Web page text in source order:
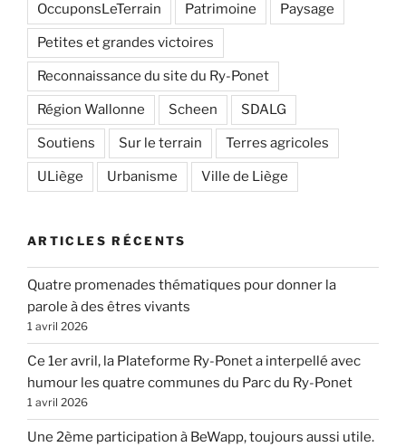
OccuponsLeTerrain Patrimoine Paysage
Petites et grandes victoires
Reconnaissance du site du Ry-Ponet
Région Wallonne Scheen SDALG
Soutiens Sur le terrain Terres agricoles
ULiège Urbanisme Ville de Liège
ARTICLES RÉCENTS
Quatre promenades thématiques pour donner la
parole à des êtres vivants
1 avril 2026
Ce 1er avril, la Plateforme Ry-Ponet a interpellé avec
humour les quatre communes du Parc du Ry-Ponet
1 avril 2026
Une 2ème participation à BeWapp, toujours aussi utile.